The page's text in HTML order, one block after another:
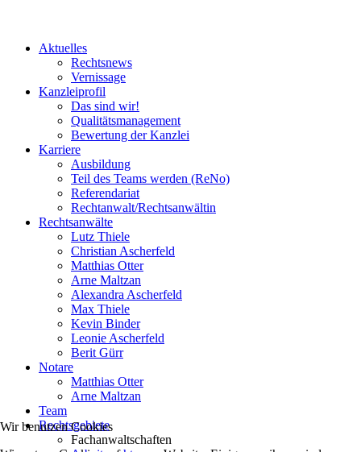
Aktuelles
Rechtsnews
Vernissage
Kanzleiprofil
Das sind wir!
Qualitätsmanagement
Bewertung der Kanzlei
Karriere
Ausbildung
Teil des Teams werden (ReNo)
Referendariat
Rechtanwalt/Rechtsanwältin
Rechtsanwälte
Lutz Thiele
Christian Ascherfeld
Matthias Otter
Arne Maltzan
Alexandra Ascherfeld
Max Thiele
Kevin Binder
Leonie Ascherfeld
Berit Gürr
Notare
Matthias Otter
Arne Maltzan
Team
Rechtsgebiete
Fachanwaltschaften
Wir benutzen Cookies